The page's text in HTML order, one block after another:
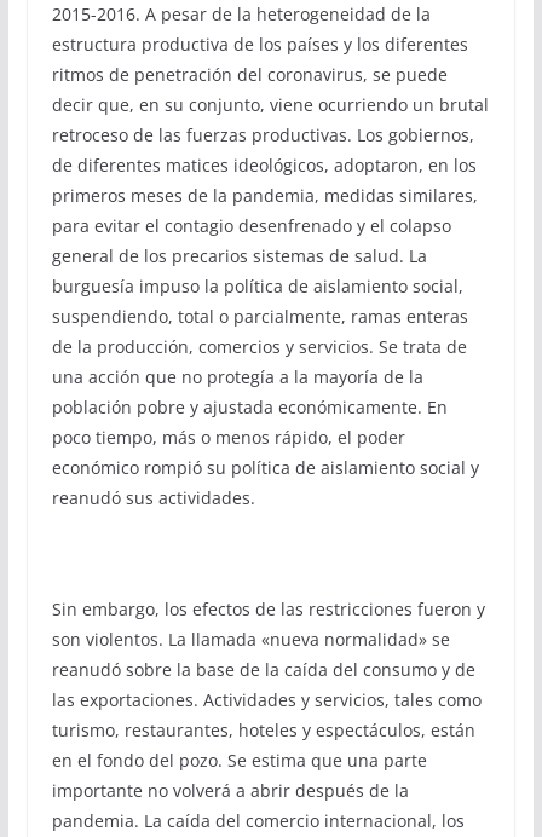
2015-2016. A pesar de la heterogeneidad de la
estructura productiva de los países y los diferentes
ritmos de penetración del coronavirus, se puede
decir que, en su conjunto, viene ocurriendo un brutal
retroceso de las fuerzas productivas. Los gobiernos,
de diferentes matices ideológicos, adoptaron, en los
primeros meses de la pandemia, medidas similares,
para evitar el contagio desenfrenado y el colapso
general de los precarios sistemas de salud. La
burguesía impuso la política de aislamiento social,
suspendiendo, total o parcialmente, ramas enteras
de la producción, comercios y servicios. Se trata de
una acción que no protegía a la mayoría de la
población pobre y ajustada económicamente. En
poco tiempo, más o menos rápido, el poder
económico rompió su política de aislamiento social y
reanudó sus actividades.
Sin embargo, los efectos de las restricciones fueron y
son violentos. La llamada «nueva normalidad» se
reanudó sobre la base de la caída del consumo y de
las exportaciones. Actividades y servicios, tales como
turismo, restaurantes, hoteles y espectáculos, están
en el fondo del pozo. Se estima que una parte
importante no volverá a abrir después de la
pandemia. La caída del comercio internacional, los